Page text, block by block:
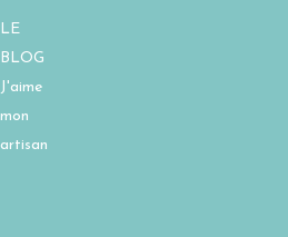
LE
BLOG
J'aime
mon
artisan